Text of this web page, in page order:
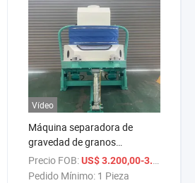
/ Pieza
Vídeo
Máquina separadora de
gravedad de granos
alimenticios de bajo consumo
energético, elimina piedras de
Precio FOB: US$ 3.200,00-3.400,00
Pedido Mínimo: 1 Pieza